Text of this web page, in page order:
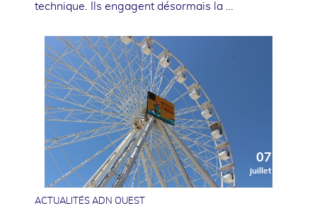
technique. Ils engagent désormais la …
07
juillet
ACTUALITÉS ADN OUEST